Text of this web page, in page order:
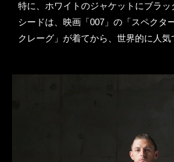
特に、ホワイトのジャケットにブラッ
シードは、映画「007」の「スペクタ
クレーグ」が着てから、世界的に人気